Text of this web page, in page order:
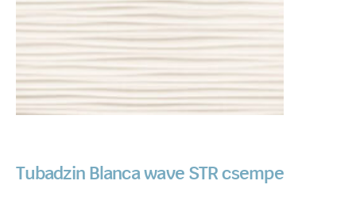
Tubadzin Blanca wave STR csempe